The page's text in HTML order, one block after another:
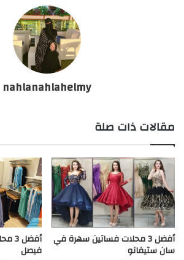
nahlanahlahelmy
مقالات ذات صلة
أفضل 3 محلات فساتين سهرة في
سان ستيفانو فيصل